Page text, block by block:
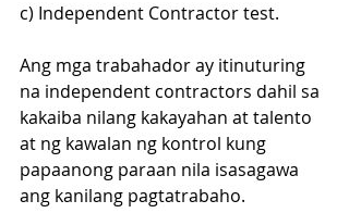
c) Independent Contractor test.
Ang mga trabahador ay itinuturing
na independent contractors dahil sa
kakaiba nilang kakayahan at talento
at ng kawalan ng kontrol kung
papaanong paraan nila isasagawa
ang kanilang pagtatrabaho.